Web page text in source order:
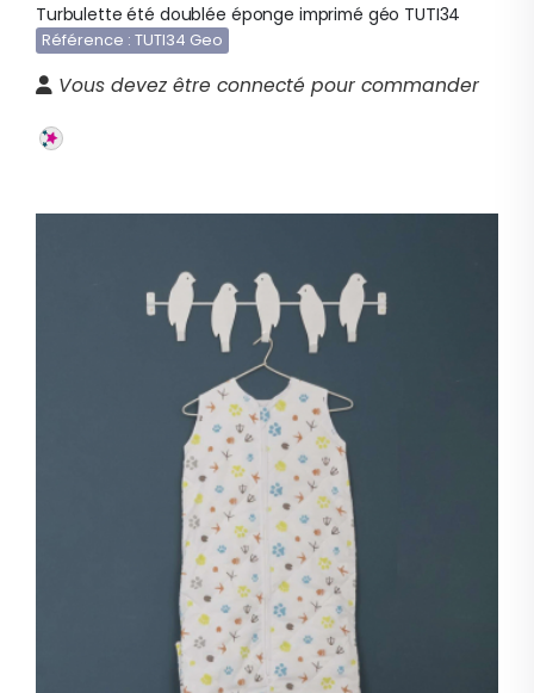
Turbulette été doublée éponge imprimé géo TUTI34
Référence : TUTI34 Geo
Vous devez être connecté pour commander